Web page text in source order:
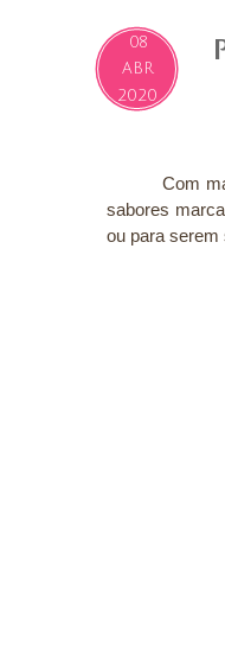
08
ABR
2020
Com
sabores
ou para serem